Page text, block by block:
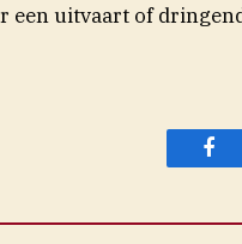
een uitvaart of